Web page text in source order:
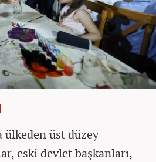
ülkeden üst düzey
eski devlet başkanları,